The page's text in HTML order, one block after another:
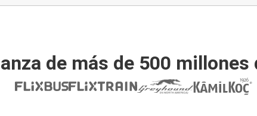
de más de 500 millones